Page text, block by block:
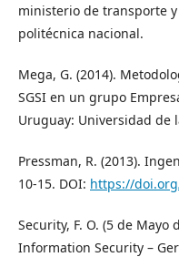
ministerio de transporte
politécnica nacional.
Mega, G. (2014).
SGSI en un grupo
Uruguay: Universidad de
Pressman, R. (2013).
10-15. DOI: https://
Security, F. O. (5 de Mayo
Information Security –